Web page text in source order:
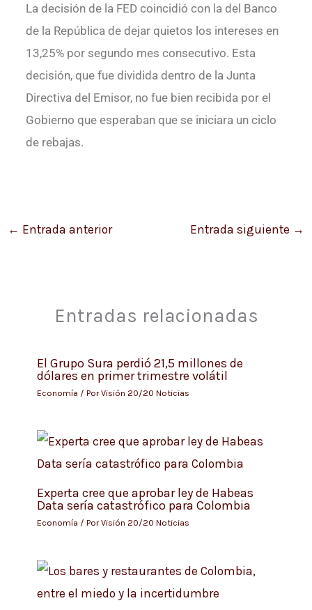
La decisión de la FED coincidió con la del Banco
de la República de dejar quietos los intereses en
13,25% por segundo mes consecutivo. Esta
decisión, que fue dividida dentro de la Junta
Directiva del Emisor, no fue bien recibida por el
Gobierno que esperaban que se iniciara un ciclo
de rebajas.
← Entrada anterior Entrada siguiente →
Entradas relacionadas
El Grupo Sura perdió 21,5 millones de
dólares en primer trimestre volátil
Economía / PorVisión 20/20 Noticias
Experta cree que aprobar ley de Habeas
Data sería catastrófico para Colombia
Economía / PorVisión 20/20 Noticias